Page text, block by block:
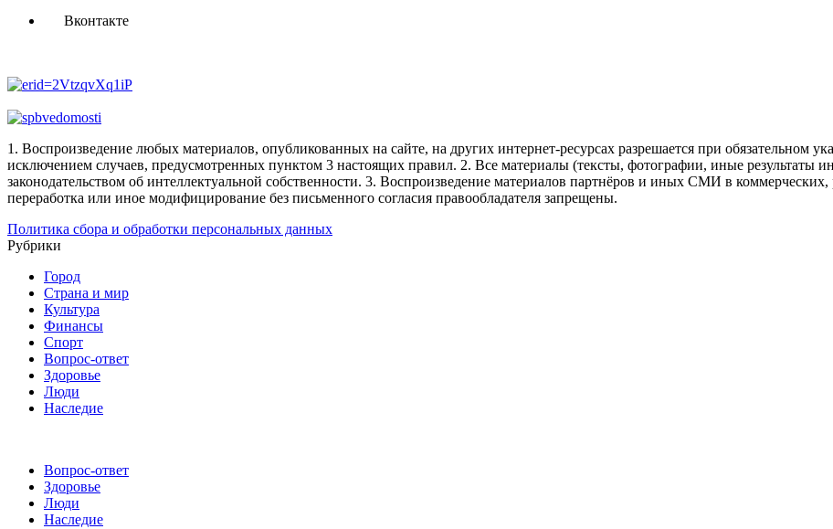
Вконтакте
1. Воспроизведение любых материалов, опубликованных на сайте, на других интернет-ресурсах разрешается при обязательном
исключением случаев, предусмотренных пунктом 3 настоящих правил. 2. Все материалы (тексты, фотографии, иные результаты
законодательством об интеллектуальной собственности. 3. Воспроизведение материалов партнёров и иных СМИ в
переработка или иное модифицирование без письменного согласия правообладателя запрещены.
Политика сбора и обработки персональных данных
Рубрики
Город
Страна и мир
Культура
Финансы
Спорт
Вопрос-ответ
Здоровье
Люди
Наследие
Вопрос-ответ
Здоровье
Люди
Наследие